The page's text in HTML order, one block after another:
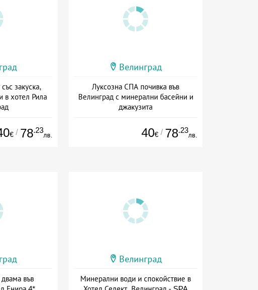
закуска,
в хотел Рила
€ / 78.23
лв.
Велинград
Луксозна СПА почивка във
Велинград с минерални басейни и
джакузита
40€ / 78.23
лв.
във
Велинград
Минерални води и спокойствие в